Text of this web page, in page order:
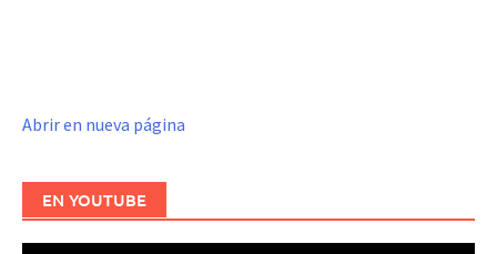
Abrir en nueva página
EN YOUTUBE